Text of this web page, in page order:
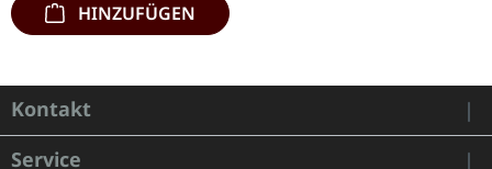
HINZUFÜGEN
Kontakt
Service